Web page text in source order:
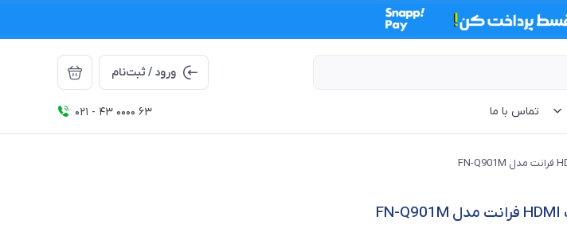
ورود / ثبت‌نام
تماس با ما 021 - 43 0000 63